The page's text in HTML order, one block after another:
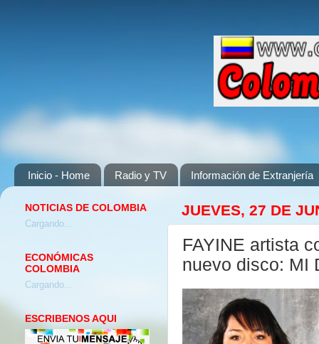
Inicio - Home Radio y TV Información de Extranjería
JUEVES, 27 DE
FAYINE artista
nuevo disco: MI
NOTICIAS DE COLOMBIA
Cargando...
ECONÓMICAS
COLOMBIA
Cargando...
ESCRIBENOS AQUI